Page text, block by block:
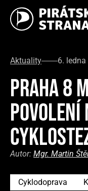
Aktuality 6.
PRAHA 8
POVOLENÍ
Autor: Mgr. Martin
Cyklodoprava